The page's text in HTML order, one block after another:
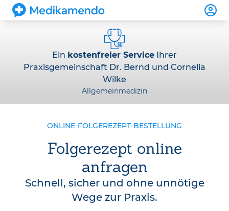
Ein kostenfreier Service Ihrer
Praxisgemeinschaft Dr. Bernd und Cornelia
Wilke
Allgemeinmedizin
ONLINE-FOLGEREZEPT-BESTELLUNG
Folgerezept online
anfragen
Schnell, sicher und ohne unnötige
Wege zur Praxis.